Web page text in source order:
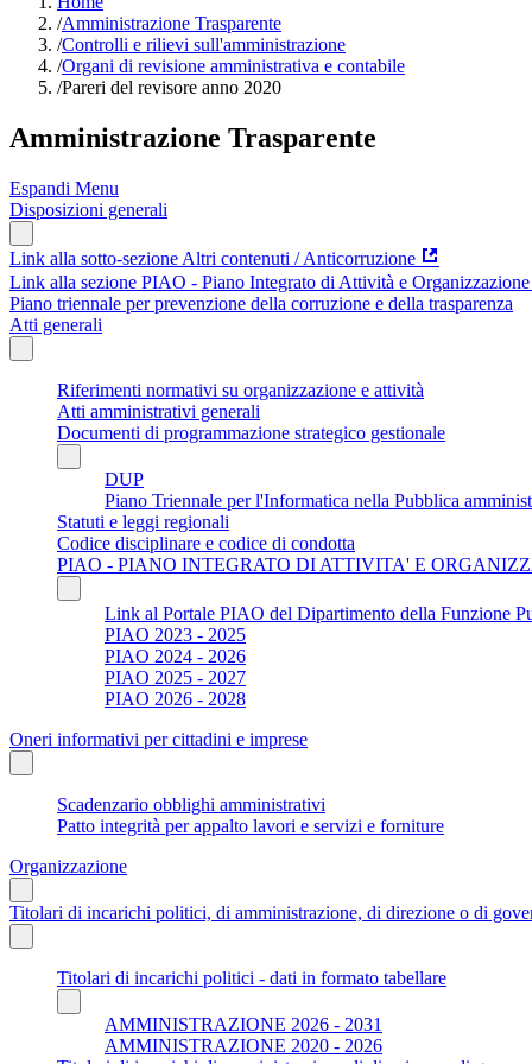
/Amministrazione Trasparente
/Controlli e rilievi sull'amministrazione
/Organi di revisione amministrativa e contabile
/Pareri del revisore anno 2020
Amministrazione Trasparente
Espandi Menu
Disposizioni generali
Link alla sotto-sezione Altri contenuti / Anticorruzione
Link alla sezione PIAO - Piano Integrato di Attività e Organizzazione
Piano triennale per prevenzione della corruzione e della trasparenza
Atti generali
Riferimenti normativi su organizzazione e attività
Atti amministrativi generali
Documenti di programmazione strategico gestionale
DUP
Piano Triennale per l'Informatica nella Pubblica
Statuti e leggi regionali
Codice disciplinare e codice di condotta
PIAO - PIANO INTEGRATO DI ATTIVITA' E
Link al Portale PIAO del Dipartimento della Funzione
PIAO 2023 - 2025
PIAO 2024 - 2026
PIAO 2025 - 2027
PIAO 2026 - 2028
Oneri informativi per cittadini e imprese
Scadenzario obblighi amministrativi
Patto integrità per appalto lavori e servizi e forniture
Organizzazione
Titolari di incarichi politici, di amministrazione, di direzione o di
Titolari di incarichi politici - dati in formato tabellare
AMMINISTRAZIONE 2026 - 2031
AMMINISTRAZIONE 2020 - 2026